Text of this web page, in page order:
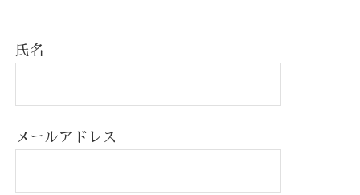
氏名
メールアドレス